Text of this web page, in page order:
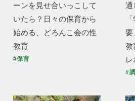
ーンを見せ合いっこして
いたら？日々の保育から
始める、どろんこ会の性
教育
#保育
通
要
教
#